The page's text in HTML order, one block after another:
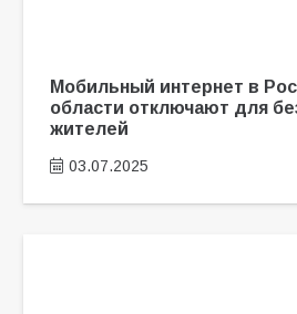
Мобильный интернет в
области отключают для
жителей
03.07.2025